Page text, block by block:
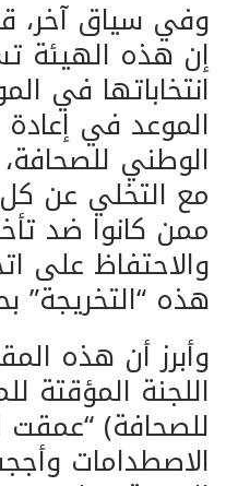
وفي سياق آخر،
إن هذه الهيئة
انتخاباتها في
الموعد في
الوطني
مع التخلي عن
ممن كانوا ضد
والاحتفاظ على
هذه “التخريجة”
وأبرز أن هذه
اللجنة المؤقتة
للصحافة) “عمقت
الاصطدامات